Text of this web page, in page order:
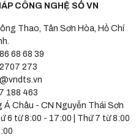
CÔNG NGHỆ SỐ VN
Thao, Tân Sơn Hòa, Hồ Chí
68 68 39
273
188 463
Á Châu - CN Nguyễn Thái Sơn
6 từ 8:00 - 17:00 | Thứ 7 từ 8:00